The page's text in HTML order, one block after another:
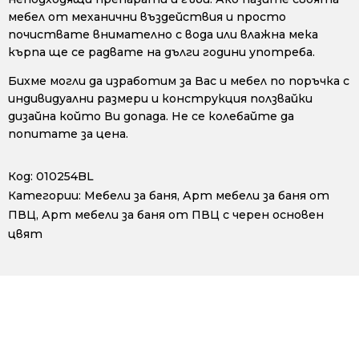
мебел от механични въздействия и просто
почиствате внимателно с вода или влажна мека
кърпа ще се радвате на дълги години употреба.
Бихме могли да изработим за Вас и мебел по поръчка с
индивидуални размери и конструкция ползвайки
дизайна който Ви допада. Не се колебайте да
попитате за цена.
Код: 010254BL
Категории: Мебели за баня, Арт мебели за баня от
ПВЦ, Арт мебели за баня от ПВЦ с черен основен
цвят